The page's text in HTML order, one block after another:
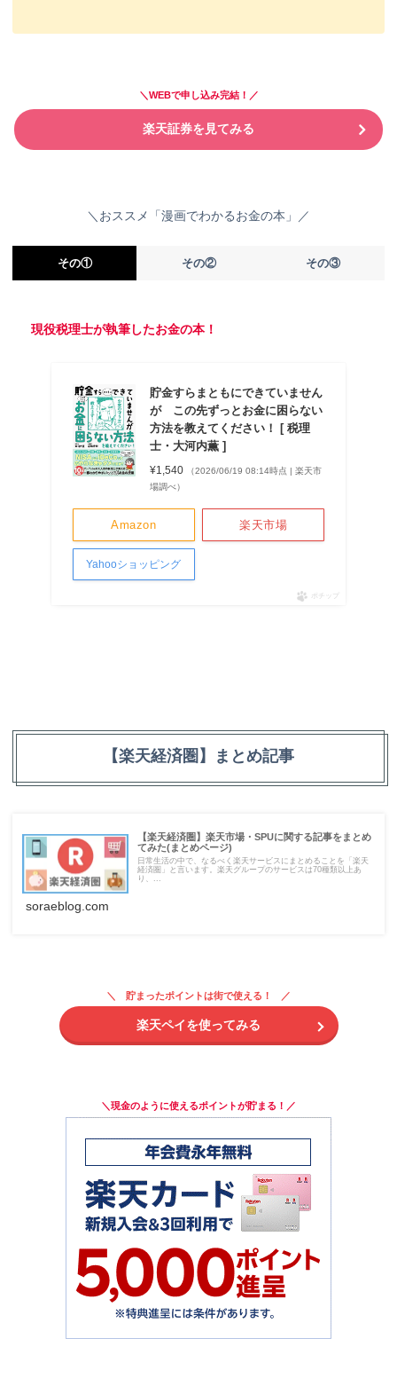
＼WEBで申し込み完結！／
楽天証券を見てみる
＼おススメ「漫画でわかるお金の本」／
その① その② その③
現役税理士が執筆したお金の本！
貯金すらまともにできていません
が この先ずっとお金に困らない
方法を教えてください！ [ 税理
士・大河内薫 ]
¥1,540
（2026/06/19 08:14時点 | 楽天市
場調べ）
Amazon 楽天市場
Yahooショッピング
ポチップ
【楽天経済圏】まとめ記事
【楽天経済圏】楽天市場・SPUに関する記事をまとめ
てみた(まとめページ)
日常生活の中で、なるべく楽天サービスにまとめることを「楽天
経済圏」と言います。楽天グループのサービスは70種類以上あ
り、...
soraeblog.com
貯まったポイントは街で使える！
楽天ペイを使ってみる
＼現金のように使えるポイントが貯まる！／